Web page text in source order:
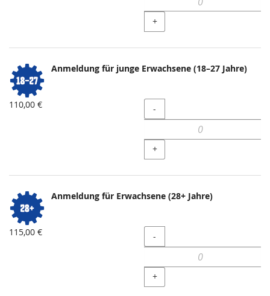
+
Anmeldung für junge Erwachsene (18–27 Jahre)
110,00 € Menge
-
+
Anmeldung für Erwachsene (28+ Jahre)
115,00 € Menge
-
+